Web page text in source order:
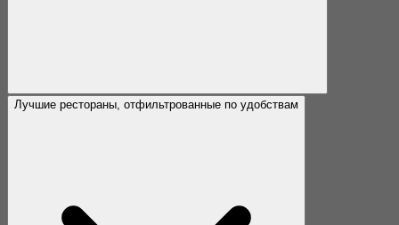
Лучшие рестораны, отфильтрованные по удобствам